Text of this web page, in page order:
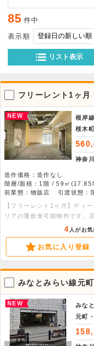
85 件中
リスト表示
表示順
フリーレント1ヶ月
食可能物件。
NEW
根岸線
桜木
神奈
造作価格：造作なし
階層/面積：1階 / 59㎡(17.85
前業態：物販店
引渡状態：
【フリーレント1ヶ月】ディ
リアの重飲食可能物件です。
ます。周辺は明るい時間帯か
わず早い時間からにぎわって
す。建物竣工時から約30年ほ
が、惜しまれつつも閉店とな
4 人がお
お気に入り登録
みなとみらい線元
の2階居抜き物件。
NEW
みな
元町